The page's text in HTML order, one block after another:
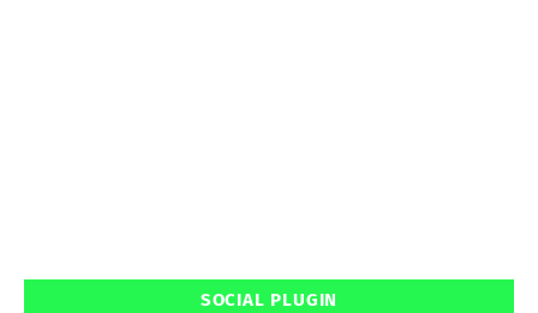
SOCIAL PLUGIN